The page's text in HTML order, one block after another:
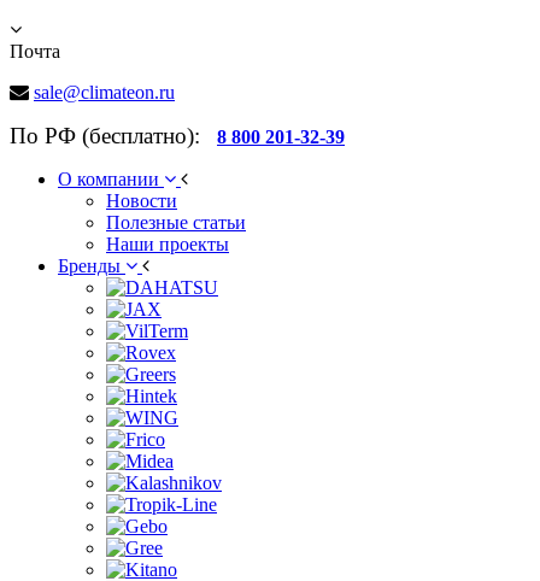
Почта
sale@climateon.ru
По РФ (бесплатно): 8 800 201-32-39
О компании
Новости
Полезные статьи
Наши проекты
Бренды